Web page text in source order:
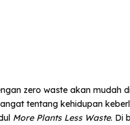
zero waste akan mudah
tentang kehidupan
More Plants Less Waste. Di